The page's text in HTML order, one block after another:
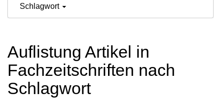
Schlagwort
Auflistung Artikel in
Fachzeitschriften nach
Schlagwort